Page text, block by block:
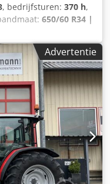
, bedrijfsturen: 370 h,
650/60 R34 |
Banden (a): 710/75
19-12-
176/240 kW/pk bij
kW/pk bij 1.950
300 kW/pk bij 1.950
- Max. koppel
STAGE V Cedpfx
Advertentie